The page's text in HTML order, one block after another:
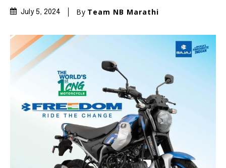
July 5, 2024 By Team NB Marathi